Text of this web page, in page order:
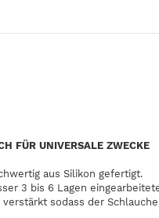
FÜR UNIVERSALE ZWECKE
aus Silikon gefertigt.
3 bis 6 Lagen
sodass der